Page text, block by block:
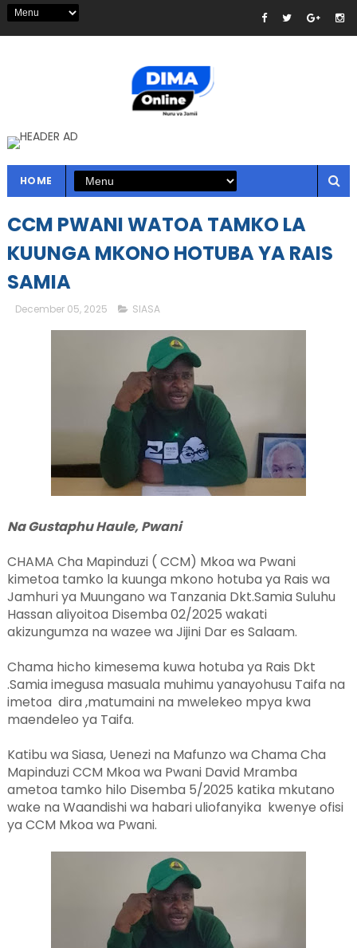
HOME
CCM PWANI WATOA TAMKO LA
KUUNGA MKONO HOTUBA YA RAIS
SAMIA
December 05, 2025 SIASA
Na Gustaphu Haule, Pwani
CHAMA Cha Mapinduzi ( CCM) Mkoa wa Pwani
kimetoa tamko la kuunga mkono hotuba ya Rais wa
Jamhuri ya Muungano wa Tanzania Dkt.Samia Suluhu
Hassan aliyoitoa Disemba 02/2025 wakati
akizungumza na wazee wa Jijini Dar es Salaam.
Chama hicho kimesema kuwa hotuba ya Rais Dkt
.Samia imegusa masuala muhimu yanayohusu Taifa na
imetoa dira ,matumaini na mwelekeo mpya kwa
maendeleo ya Taifa.
Katibu wa Siasa, Uenezi na Mafunzo wa Chama Cha
Mapinduzi CCM Mkoa wa Pwani David Mramba
ametoa tamko hilo Disemba 5/2025 katika mkutano
wake na Waandishi wa habari uliofanyika kwenye ofisi
ya CCM Mkoa wa Pwani.